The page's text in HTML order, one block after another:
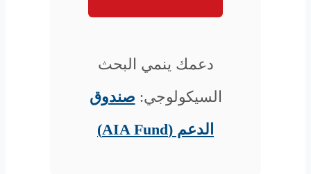
دعمك ينمي البحث
السيكولوجي: صندوق
الدعم (AIA Fund)